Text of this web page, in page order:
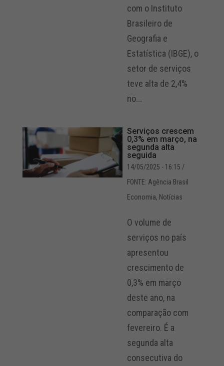
com o Instituto
Brasileiro de
Geografia e
Estatística (IBGE), o
setor de serviços
teve alta de 2,4%
no...
Serviços crescem
0,3% em março, na
segunda alta
seguida
14/05/2025 - 16:15 /
FONTE: Agência Brasil
Economia, Notícias
O volume de
serviços no país
apresentou
crescimento de
0,3% em março
deste ano, na
comparação com
fevereiro. É a
segunda alta
consecutiva do